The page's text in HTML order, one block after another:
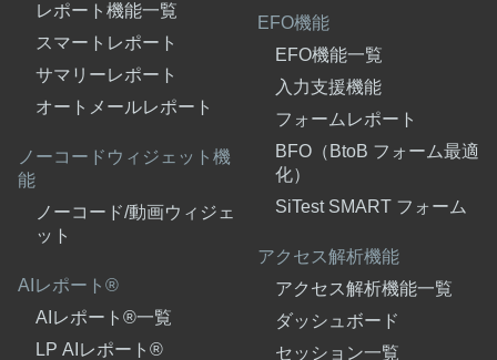
レポート機能一覧
スマートレポート
サマリーレポート
オートメールレポート
ノーコードウィジェット機
能
ノーコード/動画ウィジェ
ット
AIレポート®
AIレポート®一覧
LP AIレポート®
EFO機能
EFO機能一覧
入力支援機能
フォームレポート
BFO（BtoB フォーム最適
化）
SiTest SMART フォーム
アクセス解析機能
アクセス解析機能一覧
ダッシュボード
セッション一覧